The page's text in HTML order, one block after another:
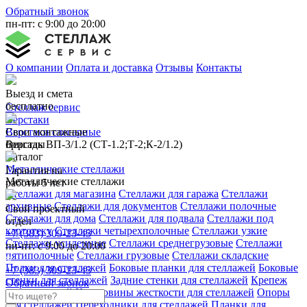
Обратный звонок
пн-пт: с 9:00 до 20:00
О компании Оплата и доставка Отзывы Контакты
Выезд и смета
бесплатно
Свои монтажные
бригады
Гарантия на
работы 5 лет
Свой проектный
отдел
+7 (383) 309-23-45
пн-пт: с 9:00 до 20:00
+7 (383) 309-23-45
Обратный звонок
Стеллаж сервис
Верстаки
Верстаки слесарные
Верстак ВП-3/1.2 (СТ-1.2;Т-2;К-2/1.2)
Каталог
Металлические стеллажи
Металлические стеллажи
Стеллажи для магазина Стеллажи для гаража Стеллажи
архивные Стеллажи для документов Стеллажи полочные
Стеллажи для дома Стеллажи для подвала Стеллажи под
картотеку Стеллажи четырехполочные Стеллажи узкие
Стеллажи усиленные Стеллажи среднегрузовые Стеллажи
пятиполочные Стеллажи грузовые Стеллажи складские
Полки для стеллажей Боковые планки для стеллажей Боковые
стенки для стеллажей Задние стенки для стеллажей Крепеж
для стеллажей Крестовины жесткости для стеллажей Опоры
для стеллажей Переходники для стеллажей Планки для